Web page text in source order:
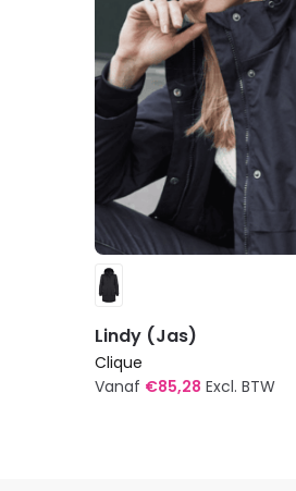
Lindy (Jas)
Clique
Vanaf €85,28 Excl. BTW